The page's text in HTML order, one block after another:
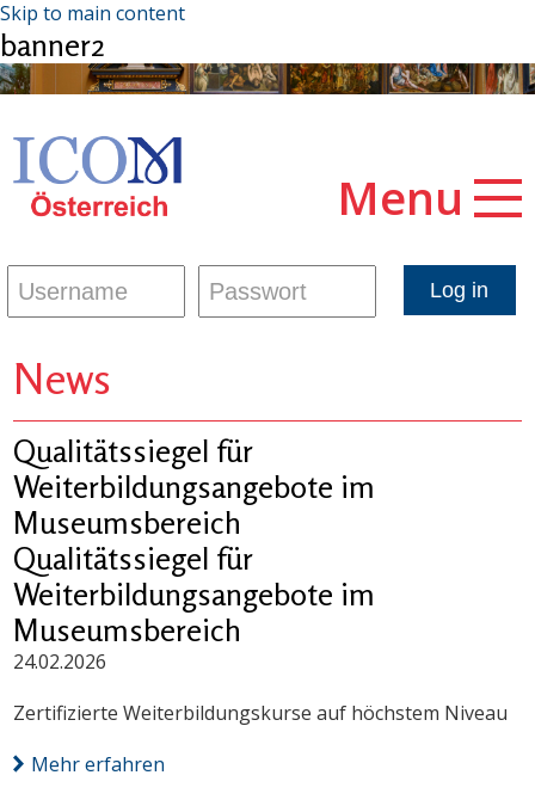
Skip to main content
banner2
Menu
News
Qualitätssiegel für
Weiterbildungsangebote im
Museumsbereich
Qualitätssiegel für
Weiterbildungsangebote im
Museumsbereich
24.02.2026
Zertifizierte Weiterbildungskurse auf höchstem Niveau
Mehr erfahren